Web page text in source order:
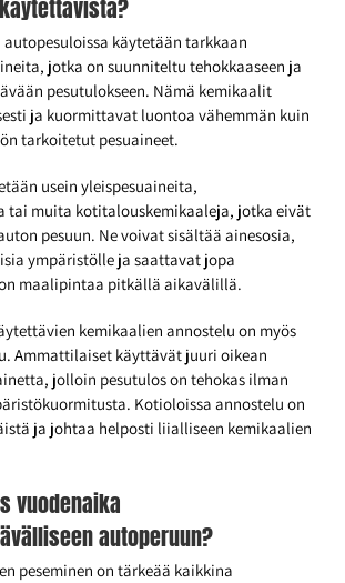
käytetään tarkkaan
jotka on suunniteltu tehokkaaseen ja
pesutulokseen. Nämä kemikaalit
ja kuormittavat luontoa vähemmän kuin
tarkoitetut pesuaineet.
usein yleispesuaineita,
tai muita kotitalouskemikaaleja, jotka eivät
pesuun. Ne voivat sisältää ainesosia,
ympäristölle ja saattavat jopa
maalipintaa pitkällä aikavälillä.
kemikaalien annostelu on myös
Ammattilaiset käyttävät juuri oikean
jolloin pesutulos on tehokas ilman
Kotioloissa annostelu on
ja johtaa helposti liialliseen kemikaalien
vuodenaika
autoperuun?
peseminen on tärkeää kaikkina